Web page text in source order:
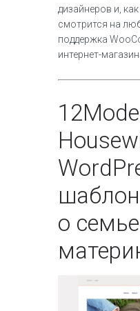
дизайнеров и,
смотрится на
поддержка
интернет-
12
о